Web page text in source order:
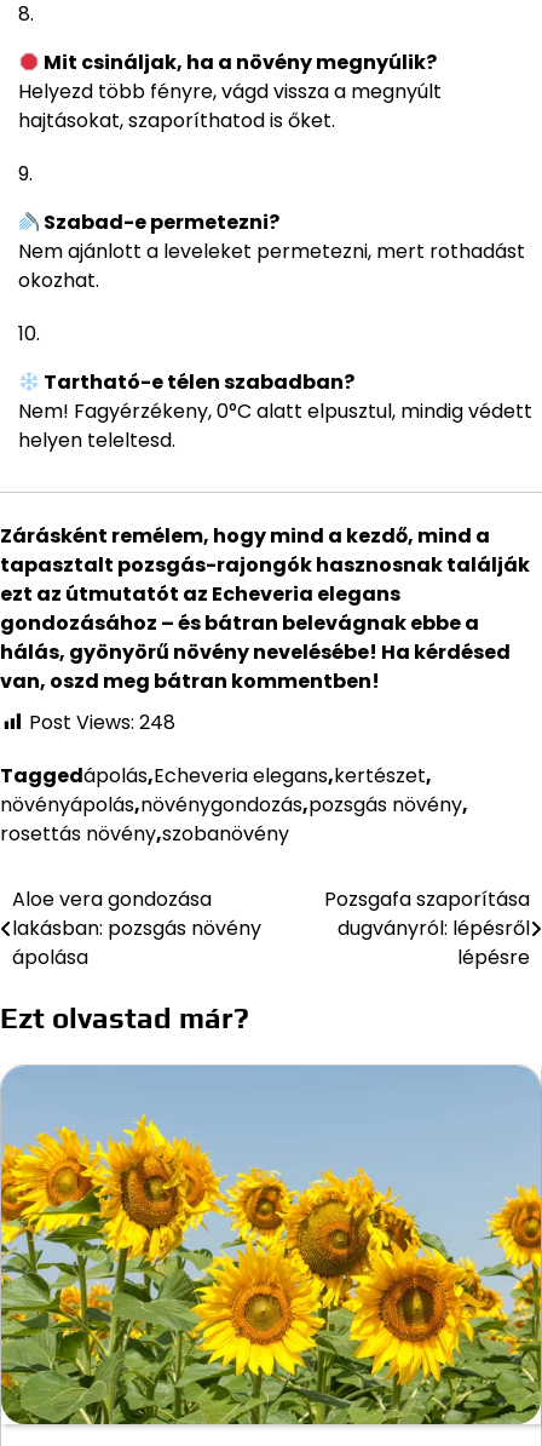
Mit csináljak, ha a növény megnyúlik?
Helyezd több fényre, vágd vissza a megnyúlt
hajtásokat, szaporíthatod is őket.
Szabad-e permetezni?
Nem ajánlott a leveleket permetezni, mert rothadást
okozhat.
Tartható-e télen szabadban?
Nem! Fagyérzékeny, 0°C alatt elpusztul, mindig védett
helyen teleltesd.
Zárásként remélem, hogy mind a kezdő, mind a
tapasztalt pozsgás-rajongók hasznosnak találják
ezt az útmutatót az Echeveria elegans
gondozásához – és bátran belevágnak ebbe a
hálás, gyönyörű növény nevelésébe! Ha kérdésed
van, oszd meg bátran kommentben!
Post Views: 248
Taggedápolás,Echeveria elegans,kertészet,
növényápolás,növénygondozás,pozsgás növény,
rosettás növény,szobanövény
Bejegyzés
navigáció
Aloe vera gondozása
lakásban: pozsgás növény
ápolása
Pozsgafa szaporítása
dugványról: lépésről
lépésre
Ezt olvastad már?